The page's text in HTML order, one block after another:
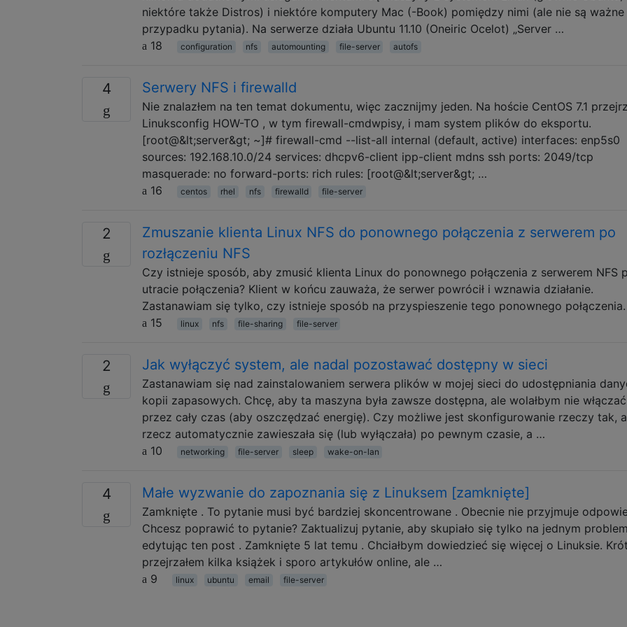
niektóre także Distros) i niektóre komputery Mac (-Book) pomiędzy nimi (ale nie są
przypadku pytania). Na serwerze działa Ubuntu 11.10 (Oneiric Ocelot) „Server …
18
configuration nfs automounting file-server autofs
4 Serwery NFS i firewalld
Nie znalazłem na ten temat dokumentu, więc zacznijmy jeden. Na hoście CentOS 7.1
Linuksconfig HOW-TO , w tym firewall-cmdwpisy, i mam system plików do eksportu.
[root@&lt;server&gt; ~]# firewall-cmd --list-all internal (default, active) interfaces: enp5s0
sources: 192.168.10.0/24 services: dhcpv6-client ipp-client mdns ssh ports: 2049/tcp
masquerade: no forward-ports: rich rules: [root@&lt;server&gt; …
16
centos rhel nfs firewalld file-server
2
Zmuszanie klienta Linux NFS do ponownego połączenia z serwerem po
rozłączeniu NFS
Czy istnieje sposób, aby zmusić klienta Linux do ponownego połączenia z serwerem NFS
utracie połączenia? Klient w końcu zauważa, że ​​serwer powrócił i wznawia działanie.
Zastanawiam się tylko, czy istnieje sposób na przyspieszenie tego ponownego połączenia.
15
linux nfs file-sharing file-server
2 Jak wyłączyć system, ale nadal pozostawać dostępny w sieci
Zastanawiam się nad zainstalowaniem serwera plików w mojej sieci do udostępniania
kopii zapasowych. Chcę, aby ta maszyna była zawsze dostępna, ale wolałbym nie
przez cały czas (aby oszczędzać energię). Czy możliwe jest skonfigurowanie rzeczy tak,
rzecz automatycznie zawieszała się (lub wyłączała) po pewnym czasie, a …
10
networking file-server sleep wake-on-lan
4 Małe wyzwanie do zapoznania się z Linuksem [zamknięte]
Zamknięte . To pytanie musi być bardziej skoncentrowane . Obecnie nie przyjmuje
Chcesz poprawić to pytanie? Zaktualizuj pytanie, aby skupiało się tylko na jednym
edytując ten post . Zamknięte 5 lat temu . Chciałbym dowiedzieć się więcej o Linuksie.
przejrzałem kilka książek i sporo artykułów online, ale …
9
linux ubuntu email file-server